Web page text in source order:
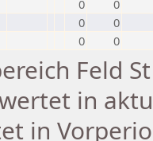
0
0
0
0
0 0
Feld
in
in